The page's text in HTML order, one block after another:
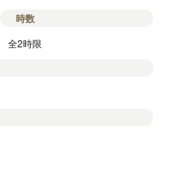
時数
全2時限